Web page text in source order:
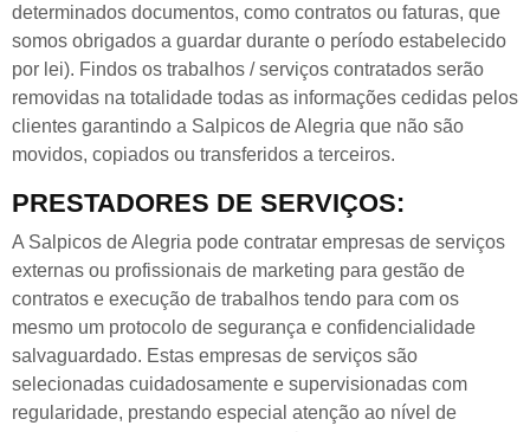
determinados documentos, como contratos ou faturas, que
somos obrigados a guardar durante o período estabelecido
por lei). Findos os trabalhos / serviços contratados serão
removidas na totalidade todas as informações cedidas pelos
clientes garantindo a Salpicos de Alegria que não são
movidos, copiados ou transferidos a terceiros.
PRESTADORES DE SERVIÇOS:
A Salpicos de Alegria pode contratar empresas de serviços
externas ou profissionais de marketing para gestão de
contratos e execução de trabalhos tendo para com os
mesmo um protocolo de segurança e confidencialidade
salvaguardado. Estas empresas de serviços são
selecionadas cuidadosamente e supervisionadas com
regularidade, prestando especial atenção ao nível de